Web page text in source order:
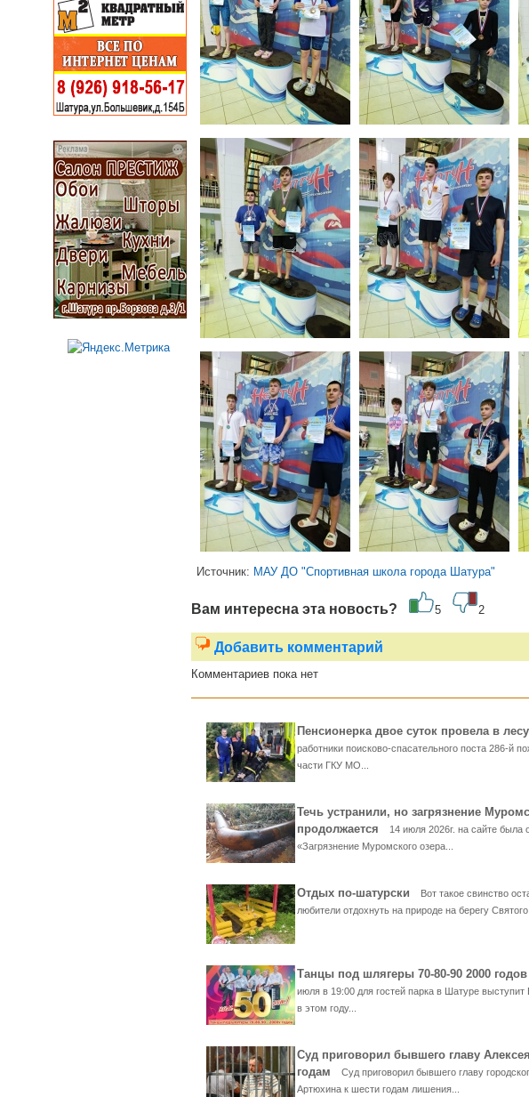
Источник: МАУ ДО "Спортивная школа города Шатура"
Вам интересна эта новость? 5 2
Добавить комментарий
Комментариев пока нет
Пенсионерка двое суток провела в
работники поисково-спасательного поста 286-й
части ГКУ МО...
Течь устранили, но загрязнение
продолжается
14 июля 2026г. на сайте была
«Загрязнение Муромского озера...
Отдых по-шатурски
Вот такое свинство
любители отдохнуть на природе на берегу Святого
Танцы под шлягеры 70-80-90 2000
июля в 19:00 для гостей парка в Шатуре
в этом году...
Суд приговорил бывшего главу
годам
Суд приговорил бывшего главу
Артюхина к шести годам лишения...